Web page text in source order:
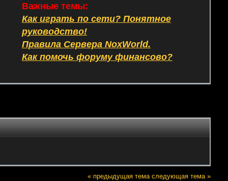
Важные темы:
Как играть по сети? Понятное
руководство!
Правила Сервера NoxWorld.
Как помочь форуму финансово?
« предыдущая тема следующая тема »